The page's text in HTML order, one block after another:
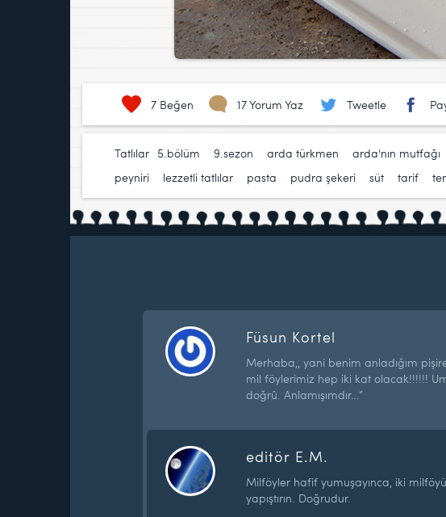
7 Beğen 17 Yorum Yaz Tweetle
Tatlılar 5.bölüm 9.sezon arda türkmen arda'nın mutfağı
peyniri
lezzetli tatlılar pasta pudra şekeri süt tarif
Füsun Kortel
Merhaba,, yani benim anladığım
mil föylerimiz hep iki kat olacak!!!!!!
doğrû. Anlamışımdır…”
editör E.M.
Milföyler hafif yumuşayınca, iki
yapıştırın. Doğrudur.